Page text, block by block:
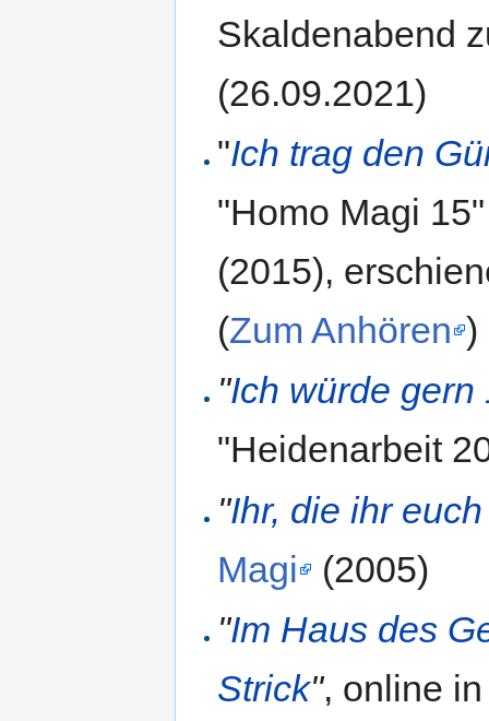
Skaldenabend
(26.09.2021)
"Ich trag den
"Homo Magi
(2015),
(Zum Anhören )
"Ich würde gern
"Heidenarbeit
"Ihr, die ihr
Magi
(2005)
"Im Haus des
Strick", online